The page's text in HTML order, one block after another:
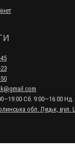
Сб. 9:00—16:00 Нд.
обл. Луцьк, вул.